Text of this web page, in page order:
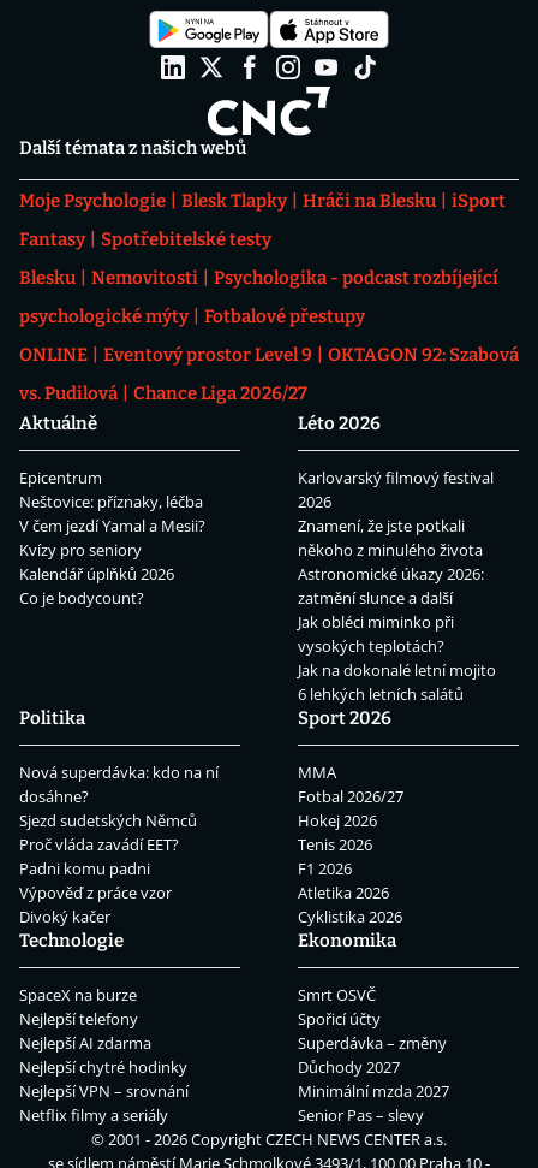
Další témata z našich webů
Moje Psychologie Blesk Tlapky Hráči na Blesku
iSport
Fantasy
Spotřebitelské testy
Blesku
Nemovitosti
Psychologika - podcast rozbíjející
psychologické mýty
Fotbalové přestupy
ONLINE
Eventový prostor Level 9
OKTAGON 92: Szabová
vs. Pudilová
Chance Liga 2026/27
Aktuálně
Epicentrum
Neštovice: příznaky, léčba
V čem jezdí Yamal a Mesii?
Kvízy pro seniory
Kalendář úplňků 2026
Co je bodycount?
Léto 2026
Karlovarský filmový festival
2026
Znamení, že jste potkali
někoho z minulého života
Astronomické úkazy 2026:
zatmění slunce a další
Jak obléci miminko při
vysokých teplotách?
Jak na dokonalé letní mojito
6 lehkých letních salátů
Politika
Nová superdávka: kdo na ní
dosáhne?
Sjezd sudetských Němců
Proč vláda zavádí EET?
Padni komu padni
Výpověď z práce vzor
Divoký kačer
Sport 2026
MMA
Fotbal 2026/27
Hokej 2026
Tenis 2026
F1 2026
Atletika 2026
Cyklistika 2026
Technologie
SpaceX na burze
Nejlepší telefony
Nejlepší AI zdarma
Nejlepší chytré hodinky
Nejlepší VPN – srovnání
Netflix filmy a seriály
Ekonomika
Smrt OSVČ
Spořicí účty
Superdávka – změny
Důchody 2027
Minimální mzda 2027
Senior Pas – slevy
© 2001 - 2026 CopyrightCZECH NEWS CENTER a.s.
se sídlem náměstí Marie Schmolkové 3493/1, 100 00 Praha 10 -